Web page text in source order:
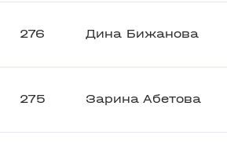
276 Дина Бижанова
275 Зарина Абетова